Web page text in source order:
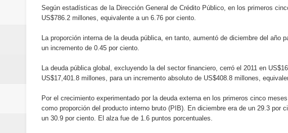
Designan a Angelina Biviana Riveiro como
Banreservas destina RD$5,000 millones para
Sexappeal celebra 25 años de trayectoria
conmemorativos
Maridalia Hernández y El Canario se unen al
Según estadísticas de la Dirección General de Crédito Público, en los primeros
US$786.2 millones, equivalente a un 6.76 por ciento.
La proporción interna de la deuda pública, en tanto, aumentó de diciembre del año
un incremento de 0.45 por ciento.
La deuda pública global, excluyendo la del sector financiero, cerró el 2011 en
US$17,401.8 millones, para un incremento absoluto de US$408.8 millones,
Por el crecimiento experimentado por la deuda externa en los primeros cinco
como proporción del producto interno bruto (PIB). En diciembre era de un 29.3 por
un 30.9 por ciento. El alza fue de 1.6 puntos porcentuales.